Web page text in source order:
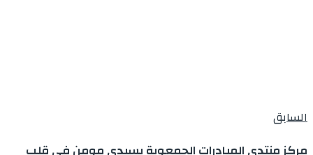
السابق
مركز منتدى المبادرات الجمعوية بسيدي مومن في قلب